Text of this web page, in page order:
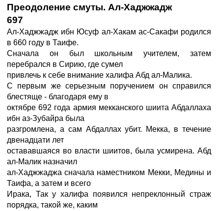
Преодоление смуты. Ал-Хаджжадж
697
Ал-Хаджжадж ибн Юсуф ал-Хакам ас-Сакафи родился
в 660 году в Таифе.
Сначала он был школьным учителем, затем
перебрался в Сирию, где сумел
привлечь к себе внимание халифа Абд ал-Малика.
С первым же серьезным поручением он справился
блестяще - благодаря ему в
октябре 692 года армия мекканского шиита Абдаллаха
ибн аз-Зубайра была
разгромлена, а сам Абдаллах убит. Мекка, в течение
двенадцати лет
остававшаяся во власти шиитов, была усмирена. Абд
ал-Малик назначил
ал-Хаджжаджа сначала наместником Мекки, Медины и
Таифа, а затем и всего
Ирака, Так у халифа появился непреклонный страж
порядка, такой же, каким